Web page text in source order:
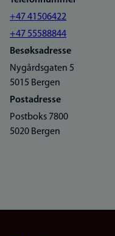
+47 41506422
+47 55588844
Besøksadresse
Nygårdsgaten 5
5015 Bergen
Postadresse
Postboks 7800
5020 Bergen